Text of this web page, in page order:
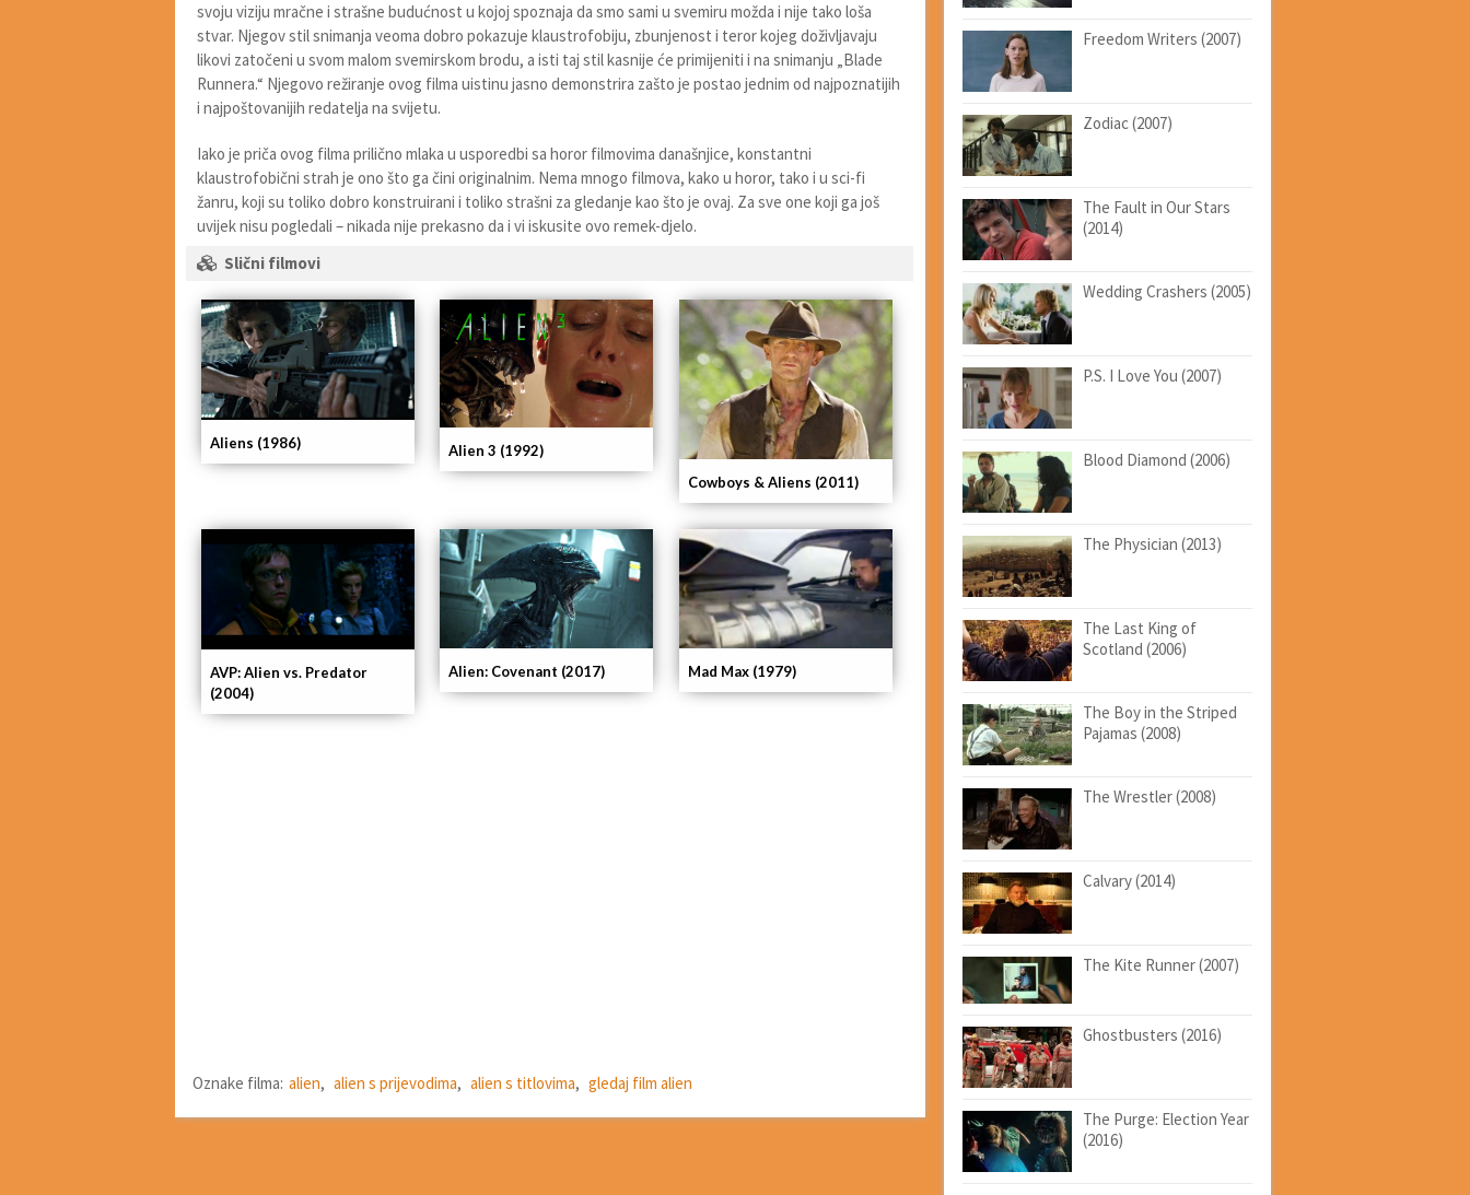
svoju viziju mračne i strašne budućnost u kojoj spoznaja da smo sami u svemiru možda i nije tako loša
stvar. Njegov stil snimanja veoma dobro pokazuje klaustrofobiju, zbunjenost i teror kojeg doživljavaju
likovi zatočeni u svom malom svemirskom brodu, a isti taj stil kasnije će primijeniti i na snimanju „Blade
Runnera.“ Njegovo režiranje ovog filma uistinu jasno demonstrira zašto je postao jednim od najpoznatijih
i najpoštovanijih redatelja na svijetu.
Iako je priča ovog filma prilično mlaka u usporedbi sa horor filmovima današnjice, konstantni
klaustrofobični strah je ono što ga čini originalnim. Nema mnogo filmova, kako u horor, tako i u sci-fi
žanru, koji su toliko dobro konstruirani i toliko strašni za gledanje kao što je ovaj. Za sve one koji ga još
uvijek nisu pogledali – nikada nije prekasno da i vi iskusite ovo remek-djelo.
Slični filmovi
Alien: Covenant (2017)
AVP: Alien vs. Predator
(2004)
Cowboys & Aliens (2011)
Alien 3 (1992)
Aliens (1986)
Mad Max (1979)
Oznake filma: alien, alien s prijevodima, alien s titlovima, gledaj film alien
Freedom Writers (2007)
Zodiac (2007)
The Fault in Our Stars
(2014)
Wedding Crashers (2005)
P.S. I Love You (2007)
Blood Diamond (2006)
The Physician (2013)
The Last King of
Scotland (2006)
The Boy in the Striped
Pajamas (2008)
The Wrestler (2008)
Calvary (2014)
The Kite Runner (2007)
Ghostbusters (2016)
The Purge: Election Year
(2016)